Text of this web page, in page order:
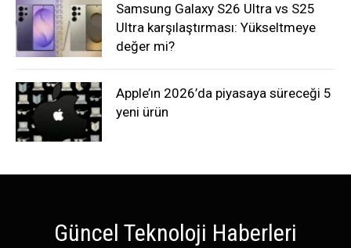
Samsung Galaxy S26 Ultra vs S25
Ultra karşılaştırması: Yükseltmeye
değer mi?
Apple’ın 2026’da piyasaya süreceği 5
yeni ürün
Güncel Teknoloji Haberleri